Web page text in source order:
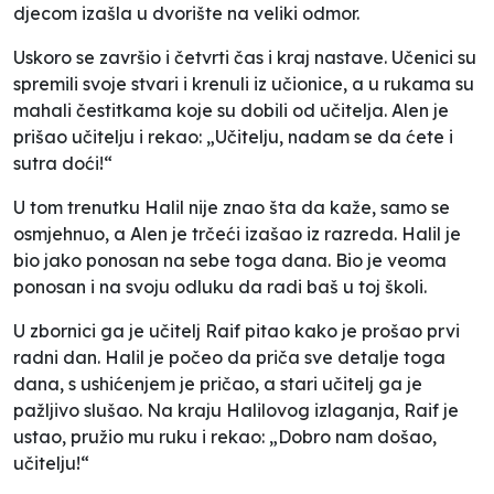
djecom izašla u dvorište na veliki odmor.
Uskoro se završio i četvrti čas i kraj nastave. Učenici su
spremili svoje stvari i krenuli iz učionice, a u rukama su
mahali čestitkama koje su dobili od učitelja. Alen je
prišao učitelju i rekao: „Učitelju, nadam se da ćete i
sutra doći!“
U tom trenutku Halil nije znao šta da kaže, samo se
osmjehnuo, a Alen je trčeći izašao iz razreda. Halil je
bio jako ponosan na sebe toga dana. Bio je veoma
ponosan i na svoju odluku da radi baš u toj školi.
U zbornici ga je učitelj Raif pitao kako je prošao prvi
radni dan. Halil je počeo da priča sve detalje toga
dana, s ushićenjem je pričao, a stari učitelj ga je
pažljivo slušao. Na kraju Halilovog izlaganja, Raif je
ustao, pružio mu ruku i rekao: „Dobro nam došao,
učitelju!“